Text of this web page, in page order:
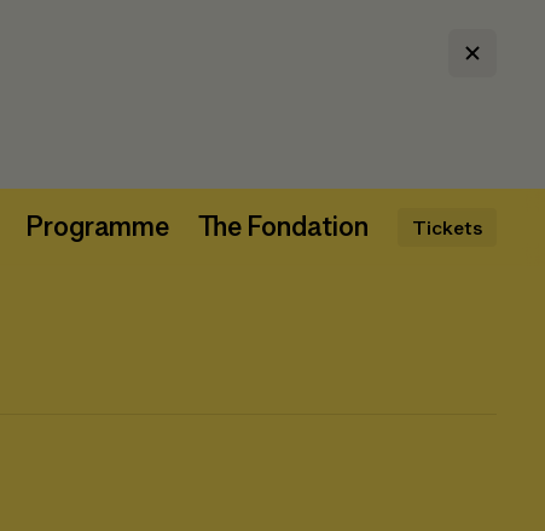
Programme The Fondation Tickets